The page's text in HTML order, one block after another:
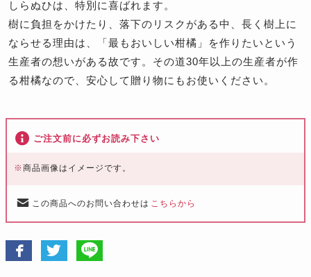
しらぬひは、特別に喜ばれます。
樹に負担をかけたり、落下のリスクがある中、長く樹上に
ならせる理由は、「最もおいしい柑橘」を作りたいという
生産者の想いがある故です。その道30年以上の生産者が作
る柑橘なので、安心して贈り物にもお使いください。
ご注文前に必ずお読み下さい
※商品画像はイメージです。
この商品へのお問い合わせは こちらから